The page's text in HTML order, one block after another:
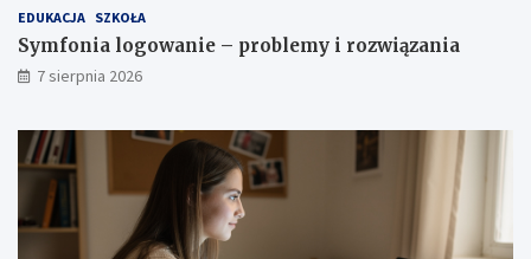
EDUKACJA SZKOŁA
Symfonia logowanie – problemy i rozwiązania
7 sierpnia 2026